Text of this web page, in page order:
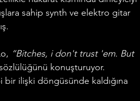
sahip synth ve elektro gitar
“Bitches, i don't trust 'em. But
konuşturuyor.
bir ilişki döngüsünde kaldığına